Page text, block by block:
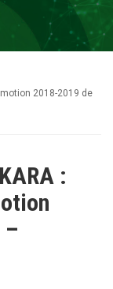
2018-2019 de
:
–